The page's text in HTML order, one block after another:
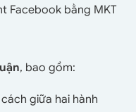
Facebook bằng MKT
, bao gồm:
giữa hai hành